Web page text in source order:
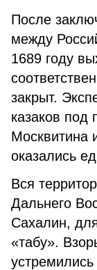
После
между
1689 году
закрыт.
казаков
Москвитина
оказались
Вся
Дальнего
Сахалин,
«табу».